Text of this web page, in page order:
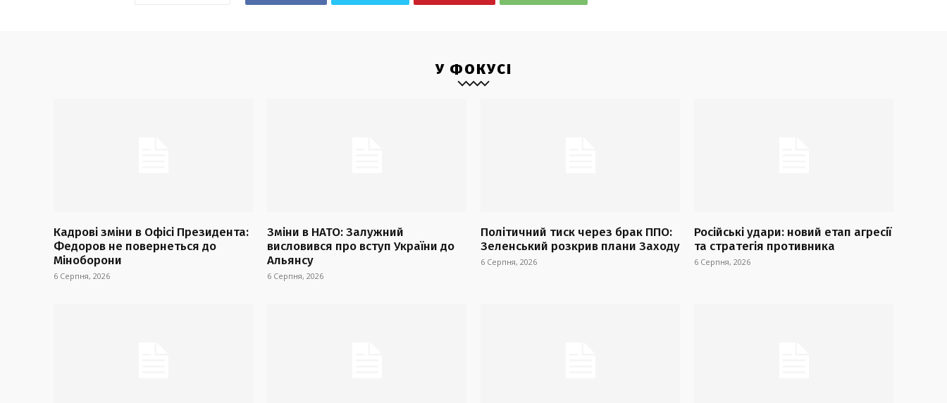
У ФОКУСІ
Кадрові зміни в Офісі Президента:
Федоров не повернеться до
Міноборони
6 Серпня, 2026
Зміни в НАТО: Залужний
висловився про вступ України до
Альянсу
6 Серпня, 2026
Політичний тиск через брак ППО:
Зеленський розкрив плани Заходу
6 Серпня, 2026
Російські удари: новий етап агресії
та стратегія противника
6 Серпня, 2026